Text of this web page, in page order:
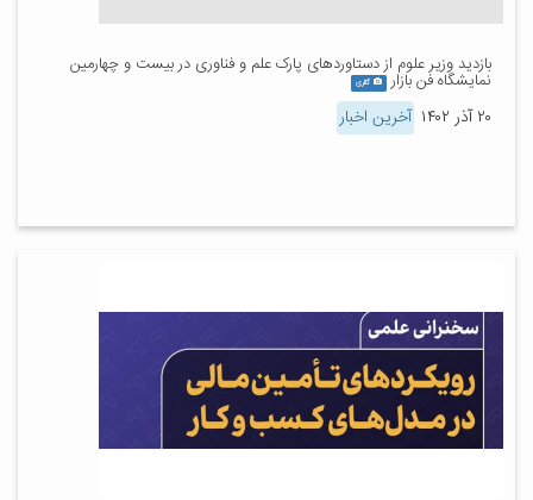
بازدید وزیر علوم از دستاوردهای پارک علم و فناوری در بیست و چهارمین
نمایشگاه فن بازار گالری
۲۰ آذر ۱۴۰۲ آخرین اخبار